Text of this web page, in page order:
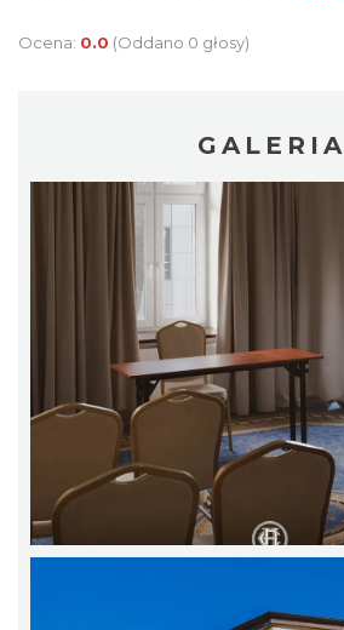
Ocena: 0.0 (Oddano 0 głosy)
GALERIA